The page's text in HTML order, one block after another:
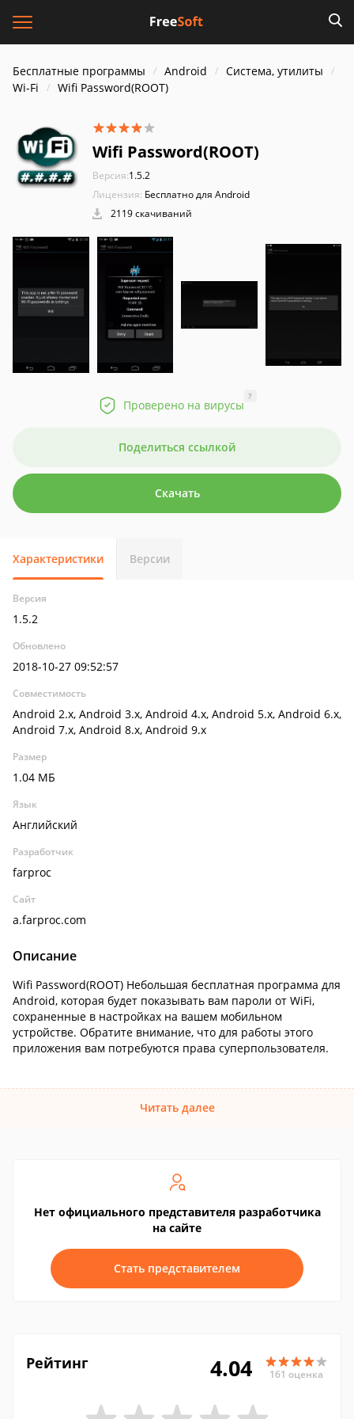
Бесплатные программы Android
Система, утилиты
Wi-Fi
Wifi Password(ROOT)
Wifi Password(ROOT)
Версия:1.5.2
Лицензия: Бесплатно для Android
2119 скачиваний
Проверено на вирусы
?
Поделиться ссылкой
Скачать
Характеристики Версии
Версия
1.5.2
Обновлено
2018-10-27 09:52:57
Совместимость
Android 2.x, Android 3.x, Android 4.x, Android 5.x, Android 6.x,
Android 7.x, Android 8.x, Android 9.x
Размер
1.04 МБ
Язык
Английский
Разработчик
farproc
Сайт
a.farproc.com
Описание
Wifi Password(ROOT) Небольшая бесплатная программа для
Android, которая будет показывать вам пароли от WiFi,
сохраненные в настройках на вашем мобильном
устройстве. Обратите внимание, что для работы этого
приложения вам потребуются права суперпользователя.
Читать далее
Нет официального представителя разработчика
на сайте
Стать представителем
Рейтинг 4.04 161 оценка